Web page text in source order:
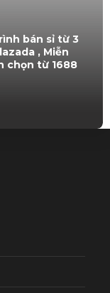
bán sỉ từ 3
, Miễn
chọn từ 1688